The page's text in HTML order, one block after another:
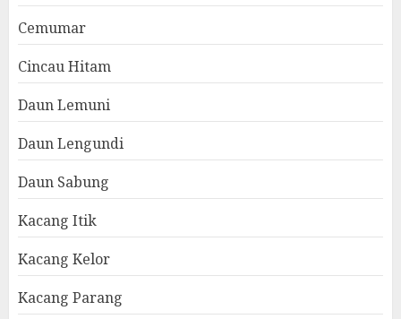
Cemumar
Cincau Hitam
Daun Lemuni
Daun Lengundi
Daun Sabung
Kacang Itik
Kacang Kelor
Kacang Parang